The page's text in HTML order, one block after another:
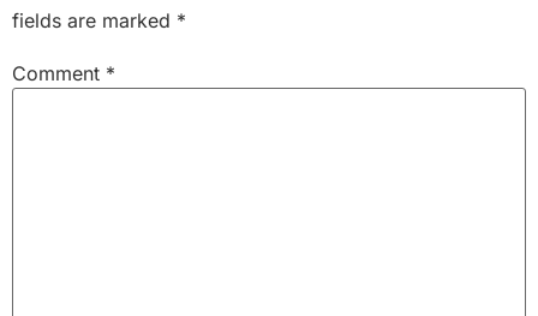
fields are marked *
Comment *